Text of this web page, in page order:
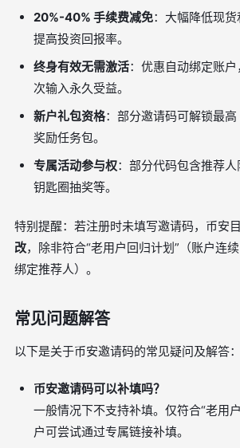
20%-40% 手续费减免：大幅降低现货
提高投资回报率。
终身有效无需激活：优惠自动绑定账
次输入永久受益。
新户礼包资格：部分邀请码可解锁最
奖励任务包。
专属活动参与权：部分代码包含推荐
钥匙圈抽奖等。
特别提醒：若注册时未填写邀请码，币安
改，除非符合“老用户回归计划”（账户连
绑定推荐人）。
常见问题解答
以下是关于币安邀请码的常见疑问及解答：
币安邀请码可以补填吗？
一般情况下不支持补填。仅符合“老用
户可尝试通过专属链接补填。